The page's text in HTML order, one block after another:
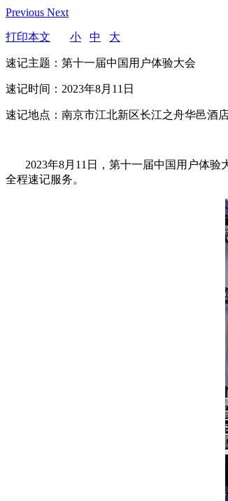
Previous Next
打印本文 小 中 大
速记主题：第十一届中国用户体验大会
速记时间：2023年8月11日
速记地点：南京市江北新区长江之舟华邑酒
2023年8月11日，第十一届中国用户体验
全程速记服务。